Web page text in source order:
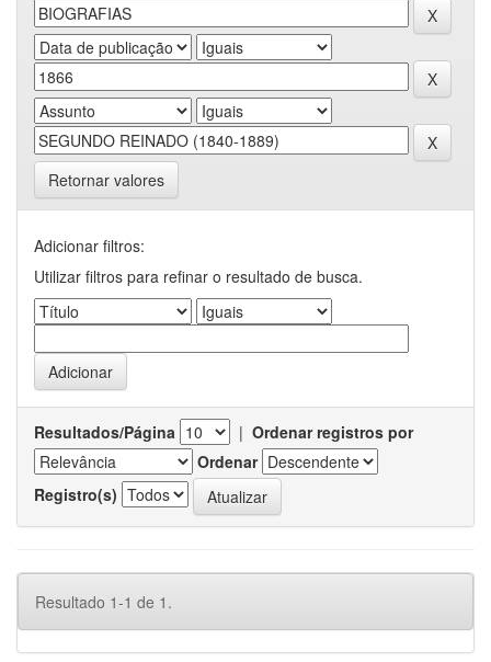
Retornar valores
Adicionar filtros:
Utilizar filtros para refinar o resultado de busca.
Resultados/Página | Ordenar registros por
Ordenar
Registro(s)
Resultado 1-1 de 1.